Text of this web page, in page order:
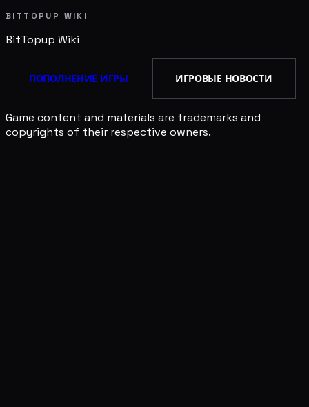
BITTOPUP WIKI
BitTopup Wiki
ПОПОЛНЕНИЕ ИГРЫ ИГРОВЫЕ НОВОСТИ
Game content and materials are trademarks and
copyrights of their respective owners.